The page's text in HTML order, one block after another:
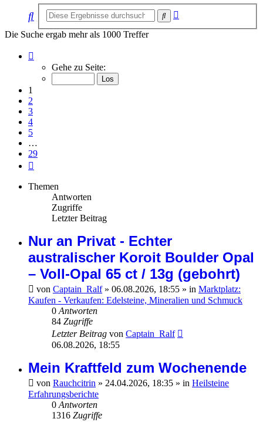
Suche
Suche
Die Suche ergab mehr als 1000 Treffer
von
Gehe zu Seite:
1
2
3
4
5
…
29
Themen
Antworten
Zugriffe
Letzter Beitrag
Nur an Privat - Echter
australischer Koroit Boulder Opal
– Voll-Opal 65 ct / 13g (gebohrt)
von Captain_Ralf» 06.08.2026, 18:55 » in Marktplatz:
Kaufen - Verkaufen: Edelsteine, Mineralien und Schmuck
0 Antworten
84 Zugriffe
Letzter Beitrag von Captain_Ralf
06.08.2026, 18:55
Mein Kraftfeld zum Wochenende
von Rauchcitrin » 24.04.2026, 18:35 » in Heilsteine
Erfahrungsberichte
0 Antworten
1316 Zugriffe